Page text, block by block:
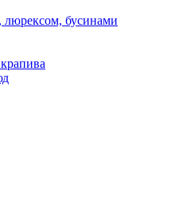
люрексом, бусинами